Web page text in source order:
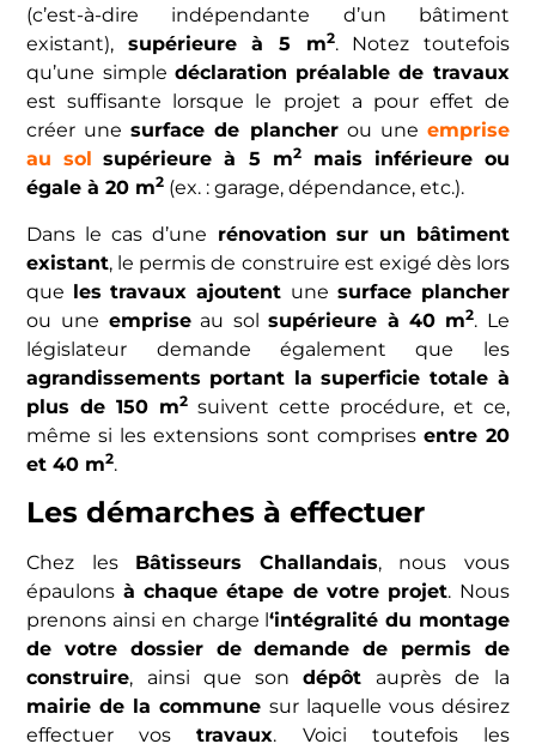
(c’est-à-dire indépendante d’un bâtiment
existant), supérieure à 5 m2.Notez toutefois
qu’une simple déclaration préalable de travaux
est suffisante lorsque le projet a pour effet de
créer unesurface de plancherou une emprise
au sol
supérieure à 5 m2mais inférieure ou
égale à 20 m2 (ex. : garage, dépendance, etc.).
Dans le cas d’une rénovation sur un bâtiment
existant, le permis de construire est exigé dès lors
que les travaux ajoutent une surface plancher
ou une emprise au solsupérieure à 40 m2. Le
législateur demande également que les
agrandissements portant la superficie totale à
plus de 150 m2 suivent cette procédure, et ce,
même si les extensions sont comprises entre 20
et 40 m2.
Les démarches à effectuer
Chez les Bâtisseurs Challandais, nous vous
épaulons à chaque étape de votre projet. Nous
prenons ainsi en charge l‘intégralité du montage
de votre dossier de demande de permis de
construire, ainsi que sondépôt auprès de la
mairie de la commune sur laquelle vous désirez
effectuer vostravaux. Voici toutefois les